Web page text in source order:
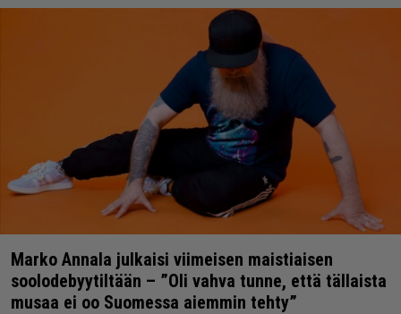
Marko Annala julkaisi viimeisen maistiaisen
soolodebyytiltään – ”Oli vahva tunne, että tällaista
musaa ei oo Suomessa aiemmin tehty”